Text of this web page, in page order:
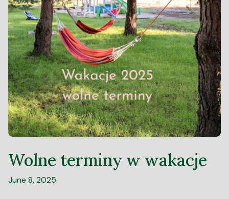
Wolne terminy w wakacje
June 8, 2025